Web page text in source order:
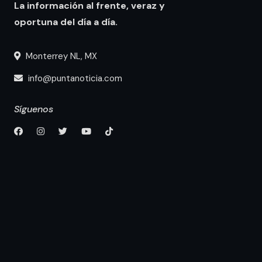
La información al frente, veraz y
oportuna del día a día.
Monterrey NL, MX
info@puntanoticia.com
Síguenos